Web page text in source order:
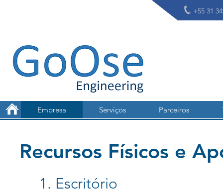
+55 31
Empresa Serviços Parceiros
Recursos Físicos e
1. Escritório